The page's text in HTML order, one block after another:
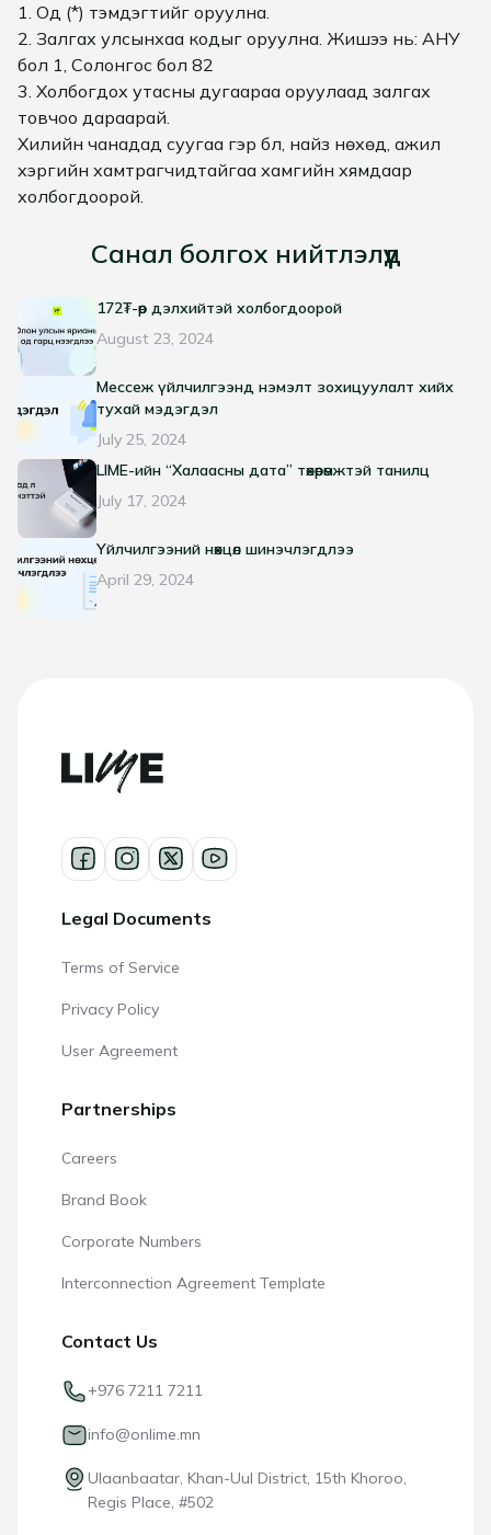
1. Од (*) тэмдэгтийг оруулна.
2. Залгах улсынхаа кодыг оруулна. Жишээ нь: АНУ
бол 1, Солонгос бол 82
3. Холбогдох утасны дугаараа оруулаад залгах
товчоо дараарай.
Хилийн чанадад суугаа гэр бүл, найз нөхөд, ажил
хэргийн хамтрагчидтайгаа хамгийн хямдаар
холбогдоорой.
Санал болгох нийтлэлүүд
172₮-өөр дэлхийтэй холбогдоорой
August 23, 2024
Мессеж үйлчилгээнд нэмэлт зохицуулалт хийх
тухай мэдэгдэл
July 25, 2024
LIME-ийн “Халаасны дата” төхөөрөмжтэй танилц
July 17, 2024
Үйлчилгээний нөхцөл шинэчлэгдлээ
April 29, 2024
Legal Documents
Terms of Service
Privacy Policy
User Agreement
Partnerships
Careers
Brand Book
Corporate Numbers
Interconnection Agreement Template
Contact Us
+976 7211 7211
info@onlime.mn
Ulaanbaatar, Khan-Uul District, 15th Khoroo,
Regis Place, #502